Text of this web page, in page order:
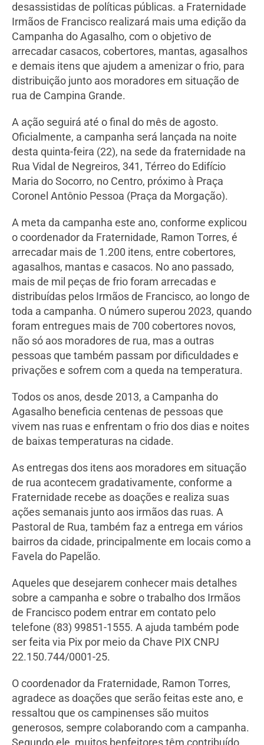
desassistidas de políticas públicas. a Fraternidade
Irmãos de Francisco realizará mais uma edição da
Campanha do Agasalho, com o objetivo de
arrecadar casacos, cobertores, mantas, agasalhos
e demais itens que ajudem a amenizar o frio, para
distribuição junto aos moradores em situação de
rua de Campina Grande.
A ação seguirá até o final do mês de agosto.
Oficialmente, a campanha será lançada na noite
desta quinta-feira (22), na sede da fraternidade na
Rua Vidal de Negreiros, 341, Térreo do Edifício
Maria do Socorro, no Centro, próximo à Praça
Coronel Antônio Pessoa (Praça da Morgação).
A meta da campanha este ano, conforme explicou
o coordenador da Fraternidade, Ramon Torres, é
arrecadar mais de 1.200 itens, entre cobertores,
agasalhos, mantas e casacos. No ano passado,
mais de mil peças de frio foram arrecadas e
distribuídas pelos Irmãos de Francisco, ao longo de
toda a campanha. O número superou 2023, quando
foram entregues mais de 700 cobertores novos,
não só aos moradores de rua, mas a outras
pessoas que também passam por dificuldades e
privações e sofrem com a queda na temperatura.
Todos os anos, desde 2013, a Campanha do
Agasalho beneficia centenas de pessoas que
vivem nas ruas e enfrentam o frio dos dias e noites
de baixas temperaturas na cidade.
As entregas dos itens aos moradores em situação
de rua acontecem gradativamente, conforme a
Fraternidade recebe as doações e realiza suas
ações semanais junto aos irmãos das ruas. A
Pastoral de Rua, também faz a entrega em vários
bairros da cidade, principalmente em locais como a
Favela do Papelão.
Aqueles que desejarem conhecer mais detalhes
sobre a campanha e sobre o trabalho dos Irmãos
de Francisco podem entrar em contato pelo
telefone (83) 99851-1555. A ajuda também pode
ser feita via Pix por meio da Chave PIX CNPJ
22.150.744/0001-25.
O coordenador da Fraternidade, Ramon Torres,
agradece as doações que serão feitas este ano, e
ressaltou que os campinenses são muitos
generosos, sempre colaborando com a campanha.
Segundo ele, muitos benfeitores têm contribuído